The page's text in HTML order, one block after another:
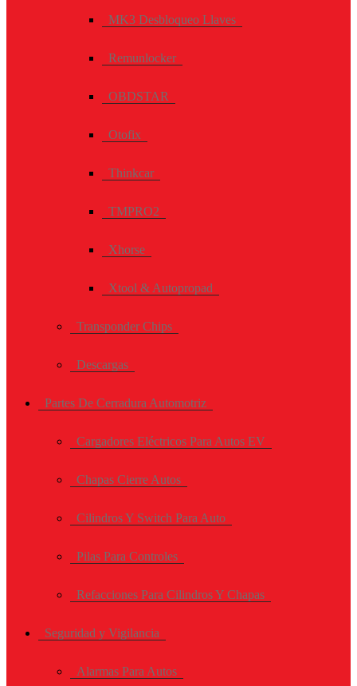
MK3 Desbloqueo Llaves
Remunlocker
OBDSTAR
Otofix
Thinkcar
TMPRO2
Xhorse
Xtool & Autopropad
Transponder Chips
Descargas
Partes De Cerradura Automotriz
Cargadores Eléctricos Para Autos EV
Chapas Cierre Autos
Cilindros Y Switch Para Auto
Pilas Para Controles
Refacciones Para Cilindros Y Chapas
Seguridad y Vigilancia
Alarmas Para Autos